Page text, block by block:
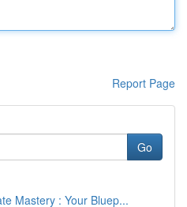
Report Page
Go
Mastery : Your Bluep...